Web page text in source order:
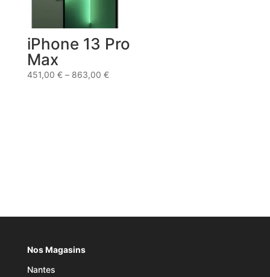
iPhone 13 Pro
Max
451,00 €– 863,00 €
Nos Magasins
Nantes